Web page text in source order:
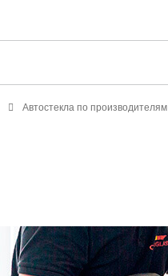
Автостекла по производителям